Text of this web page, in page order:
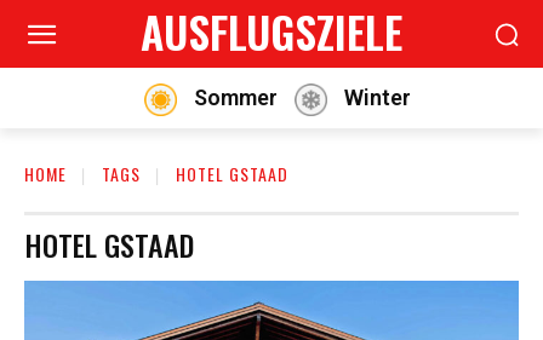
AUSFLUGSZIELE
Sommer Winter
HOME TAGS HOTEL GSTAAD
HOTEL GSTAAD